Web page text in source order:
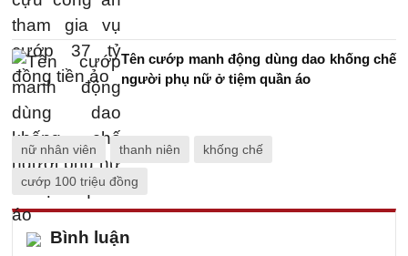
Tên cướp manh động dùng dao khống chế
người phụ nữ ở tiệm quần áo
nữ nhân viên thanh niên khống chế
cướp 100 triệu đồng
Bình luận